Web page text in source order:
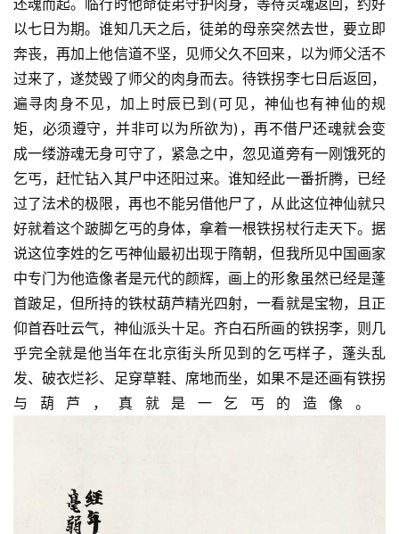
还魂而起。临行时他命徒弟守护肉身，等待灵魂返回，约好
以七日为期。谁知几天之后，徒弟的母亲突然去世，要立即
奔丧，再加上他信道不坚，见师父久不回来，以为师父活不
过来了，遂焚毁了师父的肉身而去。待铁拐李七日后返回，
遍寻肉身不见，加上时辰已到(可见，神仙也有神仙的规
矩，必须遵守，并非可以为所欲为)，再不借尸还魂就会变
成一缕游魂无身可守了，紧急之中，忽见道旁有一刚饿死的
乞丐，赶忙钻入其尸中还阳过来。谁知经此一番折腾，已经
过了法术的极限，再也不能另借他尸了，从此这位神仙就只
好就着这个跛脚乞丐的身体，拿着一根铁拐杖行走天下。据
说这位李姓的乞丐神仙最初出现于隋朝，但我所见中国画家
中专门为他造像者是元代的颜辉，画上的形象虽然已经是蓬
首跛足，但所持的铁杖葫芦精光四射，一看就是宝物，且正
仰首吞吐云气，神仙派头十足。齐白石所画的铁拐李，则几
乎完全就是他当年在北京街头所见到的乞丐样子，蓬头乱
发、破衣烂衫、足穿草鞋、席地而坐，如果不是还画有铁拐
与葫芦，真就是一乞丐的造像。